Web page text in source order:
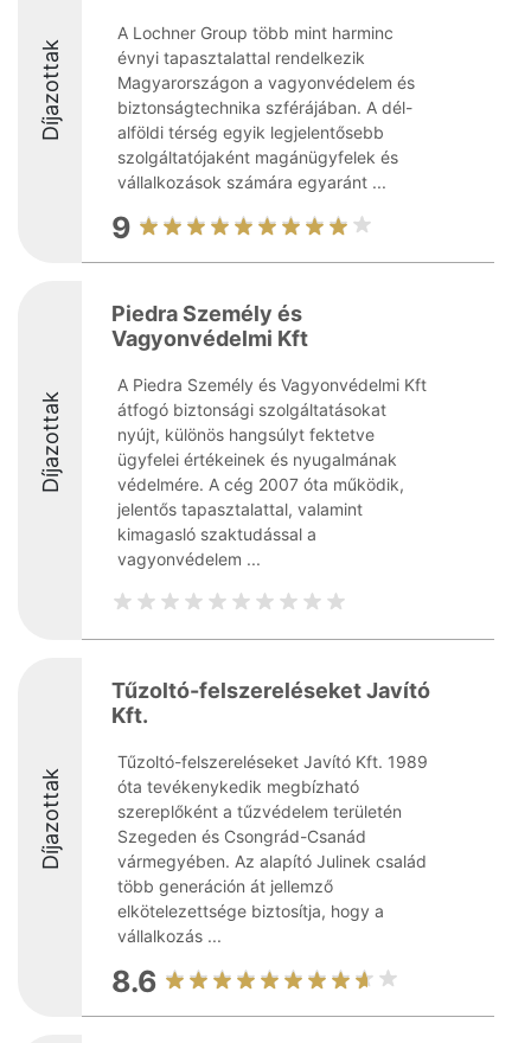
Díjazottak
A Lochner Group több mint harminc
évnyi tapasztalattal rendelkezik
Magyarországon a vagyonvédelem és
biztonságtechnika szférájában. A dél-
alföldi térség egyik legjelentősebb
szolgáltatójaként magánügyfelek és
vállalkozások számára egyaránt ...
9
Díjazottak
Piedra Személy és
Vagyonvédelmi Kft
A Piedra Személy és Vagyonvédelmi Kft
átfogó biztonsági szolgáltatásokat
nyújt, különös hangsúlyt fektetve
ügyfelei értékeinek és nyugalmának
védelmére. A cég 2007 óta működik,
jelentős tapasztalattal, valamint
kimagasló szaktudással a
vagyonvédelem ...
Díjazottak
Tűzoltó-felszereléseket Javító
Kft.
Tűzoltó-felszereléseket Javító Kft. 1989
óta tevékenykedik megbízható
szereplőként a tűzvédelem területén
Szegeden és Csongrád-Csanád
vármegyében. Az alapító Julinek család
több generáción át jellemző
elkötelezettsége biztosítja, hogy a
vállalkozás ...
8.6